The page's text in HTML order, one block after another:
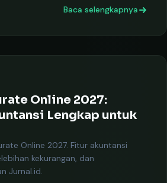
Baca selengkapnya
Online 2027:
Lengkap untuk
Online 2027. Fitur akuntansi
kekurangan, dan
Jurnal.id.